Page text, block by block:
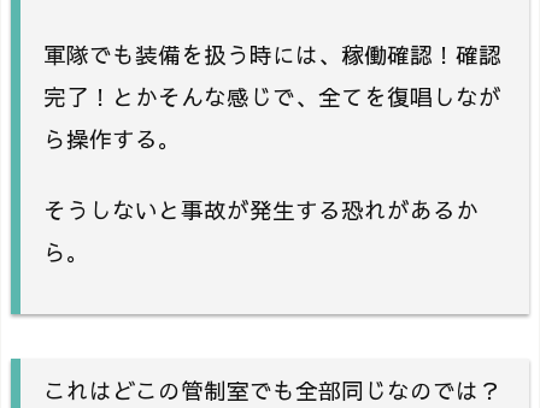
軍隊でも装備を扱う時には、稼働確認！確認
完了！とかそんな感じで、全てを復唱しなが
ら操作する。
そうしないと事故が発生する恐れがあるか
ら。
これはどこの管制室でも全部同じなのでは？